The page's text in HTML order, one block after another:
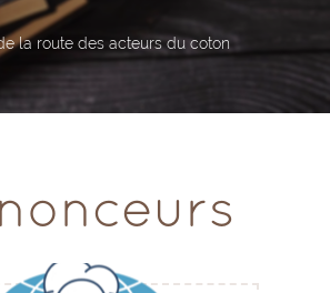
la route des acteurs du coton